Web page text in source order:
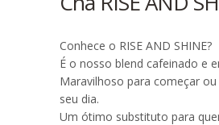
Conhece o RISE AND SHINE?
É o nosso blend cafeinado e
Maravilhoso para começar
seu dia.
Um ótimo substituto para